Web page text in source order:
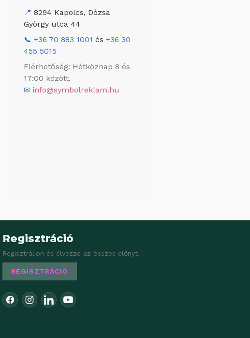
📍 8294 Kapolcs, Dózsa
György utca 44
📞 +36 70 883 1001 és +36 30
455 5015
Elérhetőség: Hétköznap 8 és
17:00 között.
✉ info@symbolreklam.hu
Regisztráció
Regisztráljon és élvezze az összes előnyt.
REGISZTRÁCIÓ